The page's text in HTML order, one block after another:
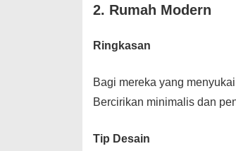
2. Rumah Modern
Ringkasan
Bagi mereka yang
Bercirikan minimalis dan
Tip Desain